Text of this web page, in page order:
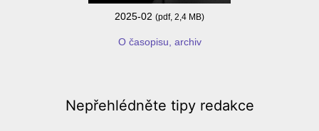
2025-02 (pdf, 2,4 MB)
O časopisu, archiv
Nepřehlédněte tipy redakce